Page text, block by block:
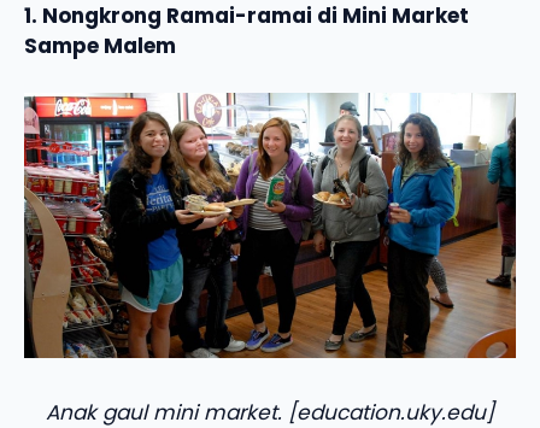
1. Nongkrong Ramai-ramai di Mini Market
Sampe Malem
Anak gaul mini market. [education.uky.edu]